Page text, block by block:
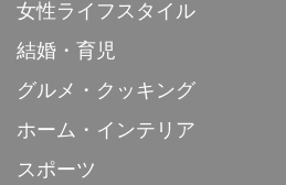
女性ライフスタイル
結婚・育児
グルメ・クッキング
ホーム・インテリア
スポーツ